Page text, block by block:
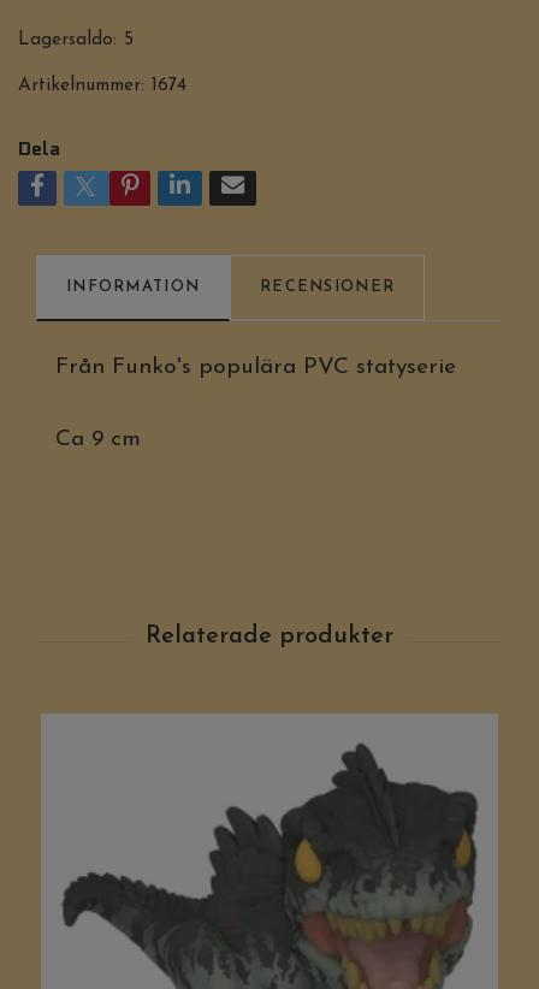
Lagersaldo: 5
Artikelnummer: 1674
Dela
INFORMATION RECENSIONER
Från Funko's populära PVC statyserie
Ca 9 cm